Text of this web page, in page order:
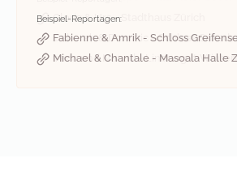
Gabriela & Martin - Luzern
Julia & Konstantin - Villa Seerose
Melanie und Marian -Villa Boveri
Gloria & Urs - Stadthaus Zürich
Deborah & Dominic - Schloss
Irena und Nenad - Lindengut
Beispiel-Reportagen:
Fabienne & Amrik - Schloss
Michael & Chantale - Masoala Halle